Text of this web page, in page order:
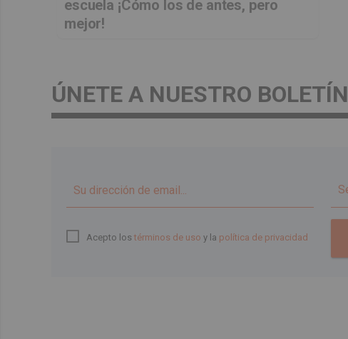
escuela ¡Cómo los de antes, pero
mejor!
ÚNETE A NUESTRO BOLETÍN
Acepto los términos de uso y la política de privacidad